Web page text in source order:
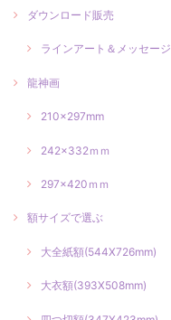
ダウンロード販売
ラインアート＆メッセージ
龍神画
210×297mm
242×332ｍｍ
297×420ｍｍ
額サイズで選ぶ
大全紙額(544X726mm)
大衣額(393X508mm)